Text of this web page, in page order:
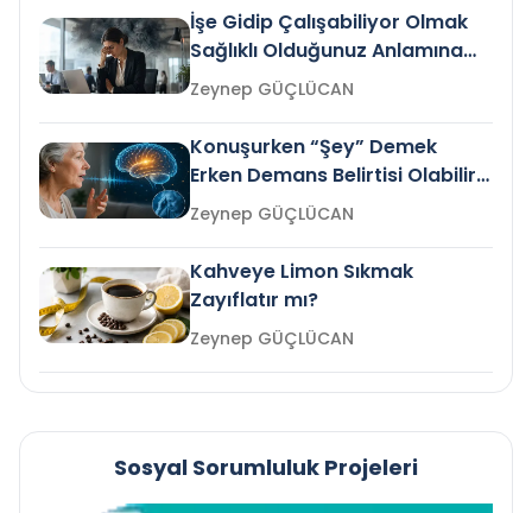
İşe Gidip Çalışabiliyor Olmak
Sağlıklı Olduğunuz Anlamına
Gelir mi?Zeynep GÜÇLÜCAN
Konuşurken “Şey” Demek
Erken Demans Belirtisi Olabilir
mi?
Zeynep GÜÇLÜCAN
Kahveye Limon Sıkmak
Zayıflatır mı?
Zeynep GÜÇLÜCAN
Sosyal Sorumluluk Projeleri